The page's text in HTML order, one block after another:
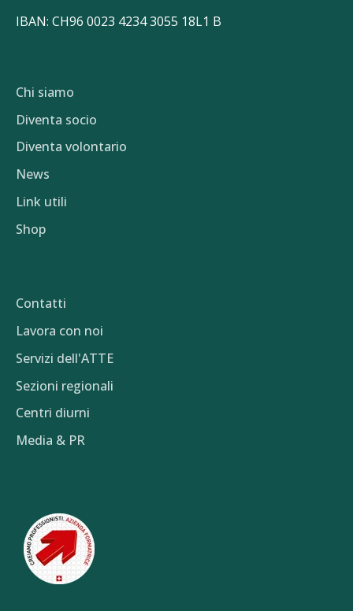
IBAN: CH96 0023 4234 3055 18L1 B
Chi siamo
Diventa socio
Diventa volontario
News
Link utili
Shop
Contatti
Lavora con noi
Servizi dell'ATTE
Sezioni regionali
Centri diurni
Media & PR